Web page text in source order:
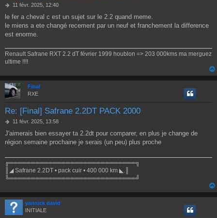
M
s
s
a
e
11 févr. 2025, 12:40
le fer a cheval c est un sujet sur le 2.2 quand meme.
le miens a ete changé recement par un neuf et franchement la difference
est enorme.
Renault Safrane RXT 2.2 dT février 1999 houblon => 203 000kms ma merguez
ultime !!!!
Final
RXE
Re: [Final] Safrane 2.2DT PACK 2000
M
s
s
g
e
11 févr. 2025, 13:58
J'aimerais bien essayer ta 2.2dt pour comparer, en plus je change de
région semaine prochaine je serais (un peu) plus proche
╔═════════════════════════════╗
║◢ Safrane 2.2DT • pack cuir • 400 000 km ◣.║
╚═════════════════════════════╝
yannick david
INITIALE